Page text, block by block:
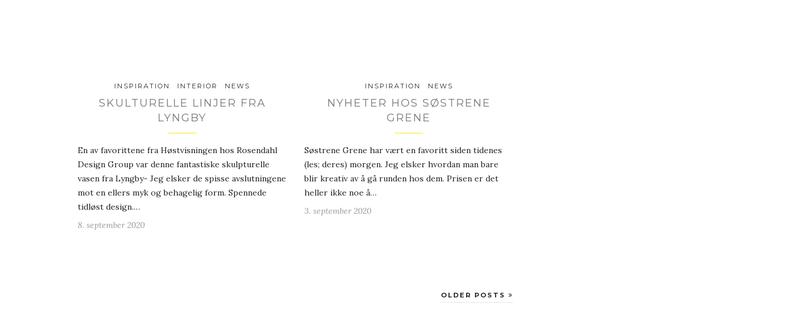
INSPIRATION INTERIOR NEWS
SKULTURELLE LINJER FRA
LYNGBY
En av favorittene fra Høstvisningen hos Rosendahl
Design Group var denne fantastiske skulpturelle
vasen fra Lyngby- Jeg elsker de spisse avslutningene
mot en ellers myk og behagelig form. Spennede
tidløst design.…
8. september 2020
INSPIRATION NEWS
NYHETER HOS SØSTRENE
GRENE
Søstrene Grene har vært en favoritt siden tidenes
(les; deres) morgen. Jeg elsker hvordan man bare
blir kreativ av å gå runden hos dem. Prisen er det
heller ikke noe å…
3. september 2020
OLDER POSTS